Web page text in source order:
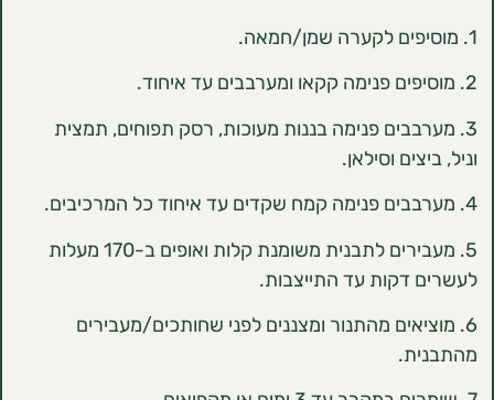
פנימה בננות מעוכות, רסק תפוחים, תמצית
וסילאן.
5. ‏מעבירים לתבנית משומנת קלות ואופים ב-170 מעלות
דקות עד התייצבות.
מהתנור ומצננים לפני שחותכים/מעבירים